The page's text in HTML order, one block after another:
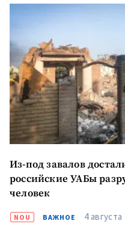
Из-под завалов
российские УАБы
человек
NOU ВАЖНОЕ 4 августа